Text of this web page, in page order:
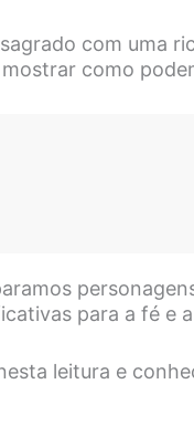
com uma
como
para a fé e
leitura e